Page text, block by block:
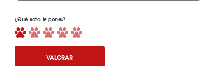
¿Qué nota le pones?
VALORAR